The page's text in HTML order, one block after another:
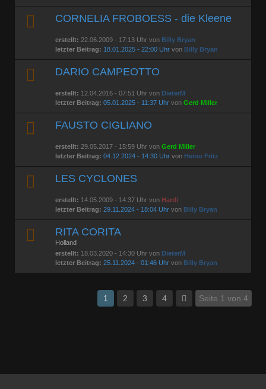
CORNELIA FROBOESS - die Kleene
erstellt: 22.06.2009 - 17:13 Uhr von Billy Bryan
letzter Beitrag: 18.01.2025 - 22:00 Uhr von Billy Bryan
DARIO CAMPEOTTO
erstellt: 12.04.2016 - 07:51 Uhr von DieterM
letzter Beitrag: 05.01.2025 - 11:37 Uhr vonGerd Miller
FAUSTO CIGLIANO
erstellt: 29.05.2017 - 15:59 Uhr vonGerd Miller
letzter Beitrag: 04.12.2024 - 14:30 Uhr von Heino Fritz
LES CYCLONES
erstellt: 14.05.2009 - 14:37 Uhr von Hardi
letzter Beitrag: 29.11.2024 - 18:04 Uhr von Billy Bryan
RITA CORITA
Holland
erstellt: 18.03.2020 - 14:30 Uhr von DieterM
letzter Beitrag: 25.11.2024 - 01:46 Uhr von Billy Bryan
1 2 3 4 Seite 1 von 4